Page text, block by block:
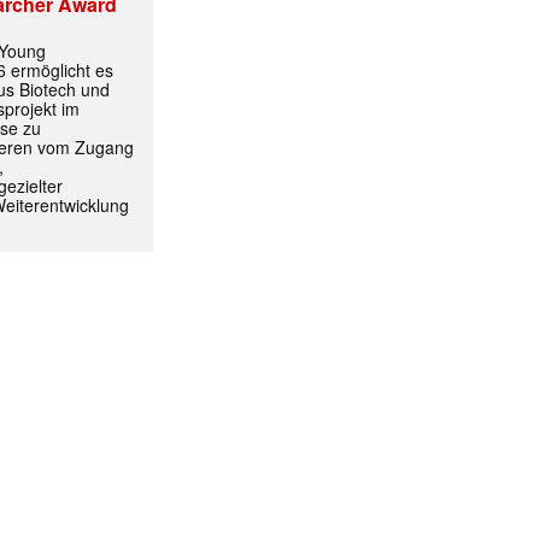
ermöglicht es
Biotech und
im
zu
vom Zugang